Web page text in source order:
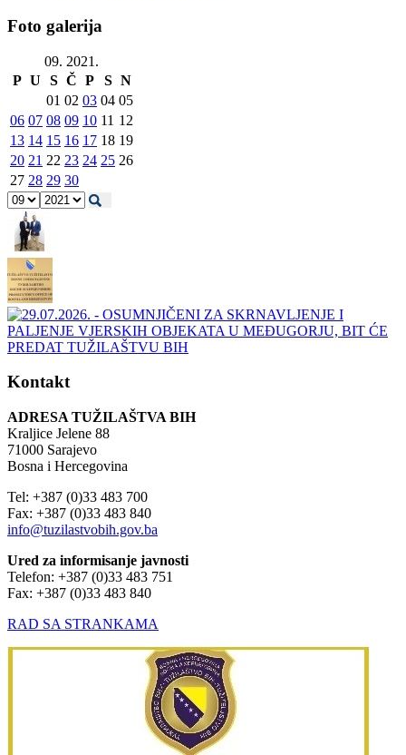
Foto galerija
09. 2021.
P U S Č P S N
01 02 03 04 05
06 07 08 09 10 11 12
13 14 15 16 17 18 19
20 21 22 23 24 25 26
27 28 29 30
Kontakt
ADRESA TUŽILAŠTVA BIH
Kraljice Jelene 88
71000 Sarajevo
Bosna i Hercegovina
Tel: +387 (0)33 483 700
Fax: +387 (0)33 483 840
info@tuzilastvobih.gov.ba
Ured za informisanje javnosti
Telefon: +387 (0)33 483 751
Fax: +387 (0)33 483 840
RAD SA STRANKAMA